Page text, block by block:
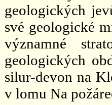
geologických
své geologické
významné
geologických
silur-devon na
v lomu Na